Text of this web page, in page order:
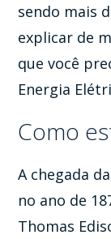
sendo mais
explicar de
que você
Energia
Como
A chegada
no ano de
Thomas